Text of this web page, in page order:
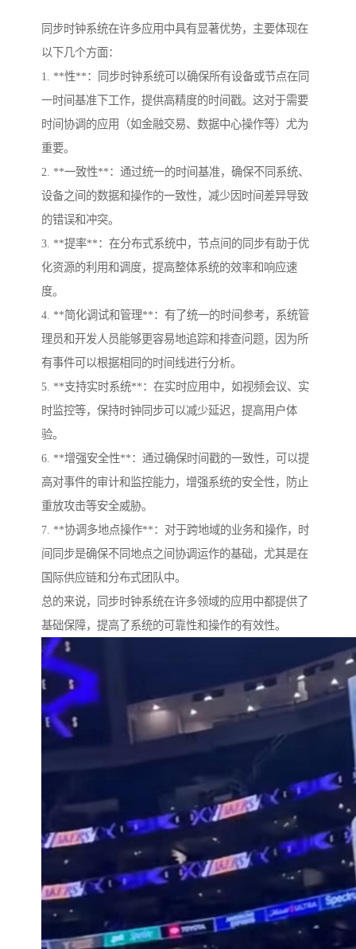
同步时钟系统在许多应用中具有显著优势，主要体现在
以下几个方面：
1. **性**：同步时钟系统可以确保所有设备或节点在同
一时间基准下工作，提供高精度的时间戳。这对于需要
时间协调的应用（如金融交易、数据中心操作等）尤为
重要。
2. **一致性**：通过统一的时间基准，确保不同系统、
设备之间的数据和操作的一致性，减少因时间差异导致
的错误和冲突。
3. **提率**：在分布式系统中，节点间的同步有助于优
化资源的利用和调度，提高整体系统的效率和响应速
度。
4. **简化调试和管理**：有了统一的时间参考，系统管
理员和开发人员能够更容易地追踪和排查问题，因为所
有事件可以根据相同的时间线进行分析。
5. **支持实时系统**：在实时应用中，如视频会议、实
时监控等，保持时钟同步可以减少延迟，提高用户体
验。
6. **增强安全性**：通过确保时间戳的一致性，可以提
高对事件的审计和监控能力，增强系统的安全性，防止
重放攻击等安全威胁。
7. **协调多地点操作**：对于跨地域的业务和操作，时
间同步是确保不同地点之间协调运作的基础，尤其是在
国际供应链和分布式团队中。
总的来说，同步时钟系统在许多领域的应用中都提供了
基础保障，提高了系统的可靠性和操作的有效性。